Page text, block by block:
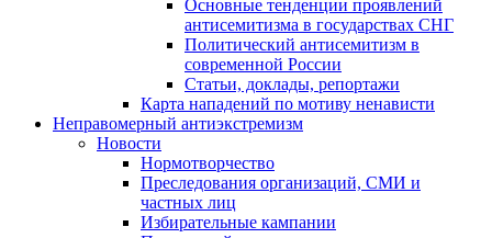
Основные тенденции проявлений
антисемитизма в государствах СНГ
Политический антисемитизм в
современной России
Статьи, доклады, репортажи
Карта нападений по мотиву ненависти
Неправомерный антиэкстремизм
Новости
Нормотворчество
Преследования организаций, СМИ и
частных лиц
Избирательные кампании